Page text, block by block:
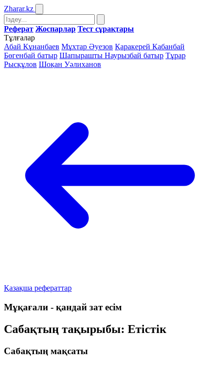
Zharar.kz
Реферат Жоспарлар Тест сұрақтары
Тұлғалар
Абай Құнанбаев Мұхтар Әуезов Қаракерей Қабанбай
Бөгенбай батыр Шапырашты Наурызбай батыр Тұрар
Рысқұлов Шоқан Уәлиханов
Қазақша рефераттар
Мұқағали - қандай зат есім
Сабақтың тақырыбы: Етістік
Сабақтың мақсаты